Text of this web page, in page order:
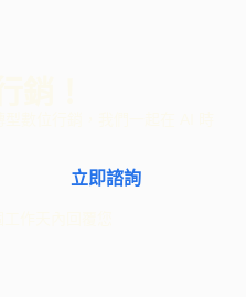
立即諮詢